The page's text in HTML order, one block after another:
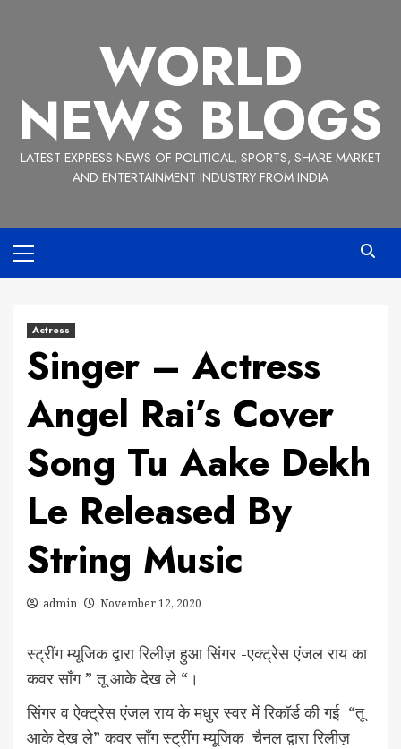
WORLD
NEWS BLOGS
LATEST EXPRESS NEWS OF POLITICAL, SPORTS, SHARE MARKET
AND ENTERTAINMENT INDUSTRY FROM INDIA
Menu
Actress
Singer – Actress
Angel Rai’s Cover
Song Tu Aake Dekh
Le Released By
String Music
admin November 12, 2020
स्ट्रींग म्यूजिक द्वारा रिलीज़ हुआ सिंगर -एक्ट्रेस एंजल राय का
कवर सॉंग ” तू आके देख ले “।
सिंगर व ऐक्ट्रेस एंजल राय के मधुर स्वर में रिकॉर्ड की गई “तू
आके देख ले” कवर सॉंग स्ट्रींग म्यूजिक चैनल द्वारा रिलीज़